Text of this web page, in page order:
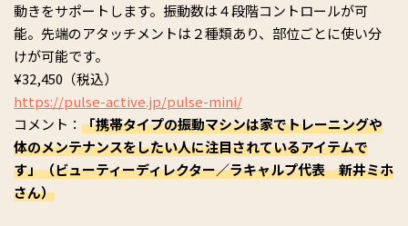
動きをサポートします。振動数は４段階コントロールが可
能。先端のアタッチメントは２種類あり、部位ごとに使い分
けが可能です。
¥32,450（税込）
https://pulse-active.jp/pulse-mini/
コメント： 「携帯タイプの振動マシンは家でトレーニングや
体のメンテナンスをしたい人に注目されているアイテムで
す」（ビューティーディレクター／ラキャルプ代表 新井ミホ
さん）